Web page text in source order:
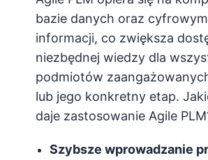
bazie danych oraz
informacji, co zwiększa
niezbędnej wiedzy dla
podmiotów
lub jego konkretny etap.
daje zastosowanie Agile
Szybsze wprowadzanie